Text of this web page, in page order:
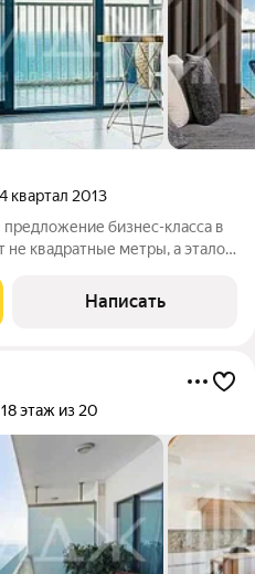
квартал 2013
не квадратные метры, а эталон
Написать
18 этаж из 20